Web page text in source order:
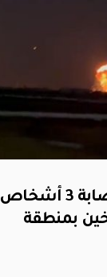
العمليات المشتركة: إصابة 3 أشخاص
بمنطقة